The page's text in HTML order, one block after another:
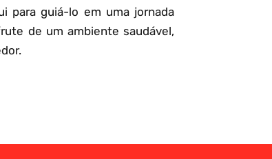
para guiá-lo em uma jornada
de um ambiente saudável,